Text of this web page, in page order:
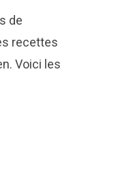
de
recettes
Voici les